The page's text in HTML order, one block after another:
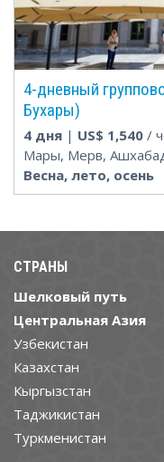
4-дневный
Бухары)
4 дня | US$ 1,540 /
Мары, Мерв,
Весна, лето, осень
СТРАНЫ
Шелковый путь
Центральная Азия
Узбекистан
Казахстан
Кыргызстан
Таджикистан
Туркменистан